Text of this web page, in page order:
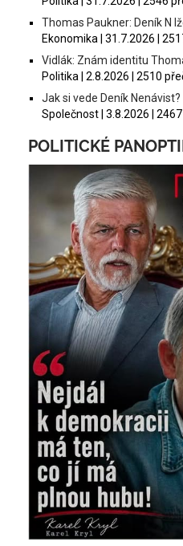
Thomas Paukner: Deník N
Ekonomika | 31.7.2026 |
Vidlák: Znám identitu
Politika | 2.8.2026 | 2510
Jak si vede Deník Nenávist?
Společnost | 3.8.2026 |
POLITICKÉ